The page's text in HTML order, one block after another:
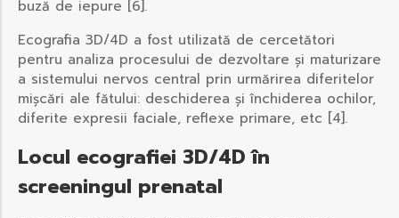
buză de iepure [6].
Ecografia 3D/4D a fost utilizată de cercetători
pentru analiza procesului de dezvoltare și maturizare
a sistemului nervos central prin urmărirea diferitelor
mișcări ale fătului: deschiderea și închiderea ochilor,
diferite expresii faciale, reflexe primare, etc [4].
Locul ecografiei 3D/4D în
screeningul prenatal